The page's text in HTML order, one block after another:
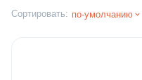
Сортировать: по-умолчанию